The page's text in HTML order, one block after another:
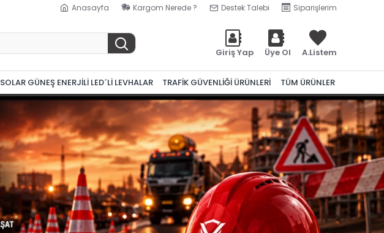
Anasayfa Kargom Nerede ? Destek Talebi Siparişlerim
Giriş Yap Üye Ol A.Listem
SOLAR GÜNEŞ ENERJİLİ LED´Lİ LEVHALAR TRAFİK GÜVENLİĞİ ÜRÜNLERİ TÜM ÜRÜNLER